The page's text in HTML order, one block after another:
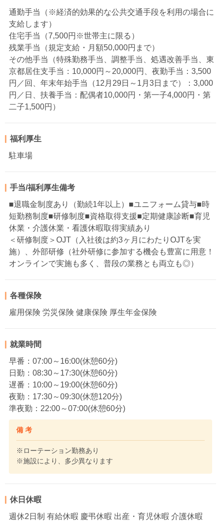
通勤手当（※経済的効果的な公共交通手段を利用の場合に
支給します）
住宅手当（7,500円※世帯主に限る）
残業手当（規定支給・月額50,000円まで）
その他手当（特殊勤務手当、調整手当、処遇改善手当、東
京都居住支手当：10,000円～20,000円、夜勤手当：3,500
円／回、年末年始手当（12月29日～1月3日まで）：3,000
円／日、扶養手当：配偶者10,000円・第一子4,000円・第
二子1,500円）
福利厚生
駐車場
手当/福利厚生備考
■退職金制度あり（勤続1年以上）■ユニフォーム貸与■時
短勤務制度■研修制度■資格取得支援■定期健康診断■育児
休業・介護休業・看護休暇取得実績あり
＜研修制度＞OJT（入社後は約3ヶ月にわたりOJTを実
施）、外部研修（社外研修に参加する機会も豊富に用意！
オンラインで実施も多く、普段の業務とも両立も◎）
各種保険
雇用保険 労災保険 健康保険 厚生年金保険
就業時間
早番：07:00～16:00(休憩60分)
日勤：08:30～17:30(休憩60分)
遅番：10:00～19:00(休憩60分)
夜勤：17:30～09:30(休憩120分)
準夜勤：22:00～07:00(休憩60分)
備 考
※ローテーション勤務あり
※施設により、多少異なります
休日休暇
週休2日制 有給休暇 慶弔休暇 出産・育児休暇 介護休暇